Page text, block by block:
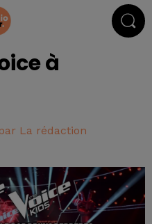
à
La rédaction